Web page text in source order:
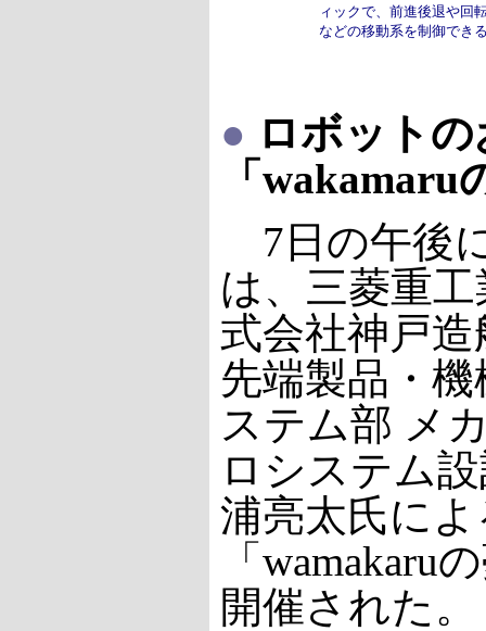
ィックで、前進後退や回
などの移動系を制御でき
● ロボット
「wakamaru
7日の午後
は、三菱重工
式会社神戸造
先端製品・機
ステム部 メ
ロシステム
浦亮太氏に
「wamakaru
開催された。